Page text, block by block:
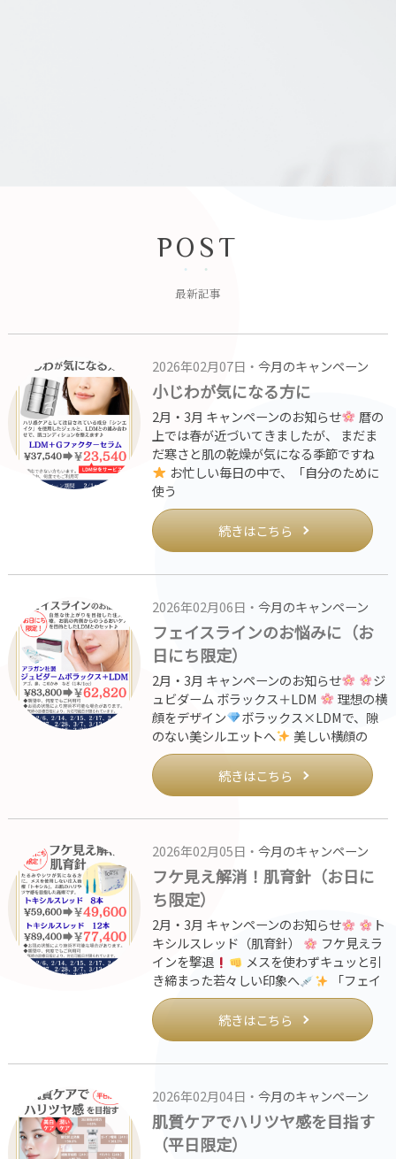
POST
最新記事
2026年02月07日・今月のキャンペーン
小じわが気になる方に
2月・3月 キャンペーンのお知らせ
暦の
上では春が近づいてきましたが、 まだま
だ寒さと肌の乾燥が気になる季節ですね
お忙しい毎日の中で、「自分のために
使う
続きはこちら
2026年02月06日・今月のキャンペーン
フェイスラインのお悩みに（お
日にち限定）
2月・3月 キャンペーンのお知らせ
ジ
ュビダーム ボラックス＋LDM
理想の横
顔をデザイン
ボラックス×LDMで、隙
のない美シルエットへ
美しい横顔の
続きはこちら
2026年02月05日・今月のキャンペーン
フケ見え解消！肌育針（お日に
ち限定）
2月・3月 キャンペーンのお知らせ
ト
キシルスレッド（肌育針）
フケ見えラ
インを撃退
メスを使わずキュッと引
き締まった若々しい印象へ
「フェイ
続きはこちら
2026年02月04日・今月のキャンペーン
肌質ケアでハリツヤ感を目指す
（平日限定）